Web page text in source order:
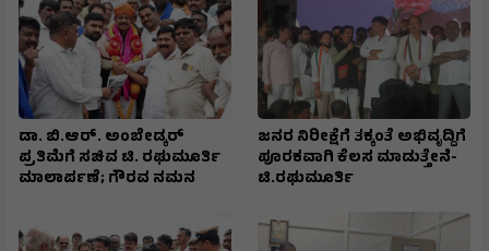
ಡಾ. ಬಿ.ಆರ್. ಅಂಬೇಡ್ಕರ್
ಪ್ರತಿಮೆಗೆ ಸಚಿವ ಟಿ. ರಘುಮೂರ್ತಿ
ಮಾಲಾರ್ಪಣೆ; ಗೌರವ ನಮನ
ಜನರ ನಿರೀಕ್ಷೆಗೆ ತಕ್ಕಂತೆ ಅಭಿವೃದ್ದಿಗೆ
ಪೂರಕವಾಗಿ ಕೆಲಸ ಮಾಡುತ್ತೇನೆ-
ಟಿ.ರಘುಮೂರ್ತಿ